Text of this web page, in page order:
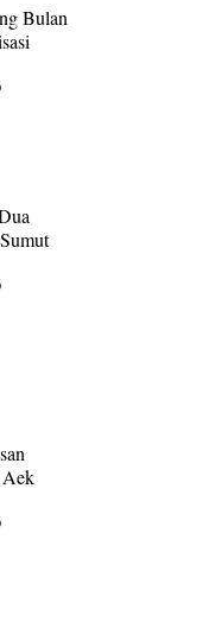
Bulan
Aek